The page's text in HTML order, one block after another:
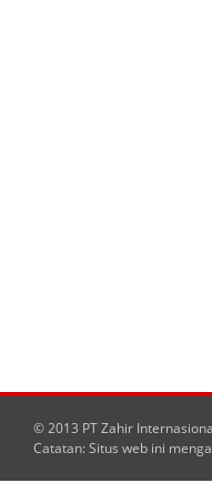
© 2013 PT Zahir
Catatan: Situs web ini